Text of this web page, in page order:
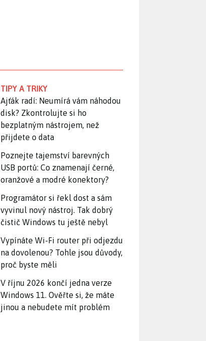
TIPY A TRIKY
Ajťák radí: Neumírá vám náhodou
disk? Zkontrolujte si ho
bezplatným nástrojem, než
přijdete o data
Poznejte tajemství barevných
USB portů: Co znamenají černé,
oranžové a modré konektory?
Programátor si řekl dost a sám
vyvinul nový nástroj. Tak dobrý
čistič Windows tu ještě nebyl
Vypínáte Wi-Fi router při odjezdu
na dovolenou? Tohle jsou důvody,
proč byste měli
V říjnu 2026 končí jedna verze
Windows 11. Ověřte si, že máte
jinou a nebudete mít problém